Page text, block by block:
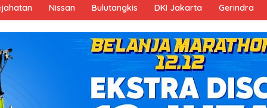
Nissan Bulutangkis DKI Jakarta Gerindra